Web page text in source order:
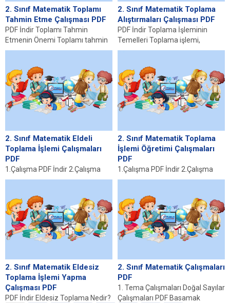
2. Sınıf Matematik Toplamı
Tahmin Etme Çalışması PDF
PDF İndir Toplamı Tahmin
Etmenin Önemi Toplamı tahmin
etme, matematik öğretiminde
2. Sınıf Matematik Toplama
Alıştırmaları Çalışması PDF
PDF İndir Toplama İşleminin
Temelleri Toplama işlemi,
matematiğin en temel
birleştirme...
2. Sınıf Matematik Eldeli
Toplama İşlemi Çalışmaları
PDF
1.Çalışma PDF İndir 2.Çalışma
PDF İndir 3.Çalışma PDF İndir
Eldeli toplama...
2. Sınıf Matematik Toplama
İşlemi Öğretimi Çalışmaları
PDF
1.Çalışma PDF İndir 2.Çalışma
PDF İndir 3.Çalışma PDF İndir
Toplama işlemi, matematiksel...
2. Sınıf Matematik Eldesiz
Toplama İşlemi Yapma
Çalışması PDF
PDF İndir Eldesiz Toplama Nedir?
2. Sınıf Matematik Çalışmaları
PDF
1. Tema Çalışmaları Doğal Sayılar
Çalışmaları PDF Basamak